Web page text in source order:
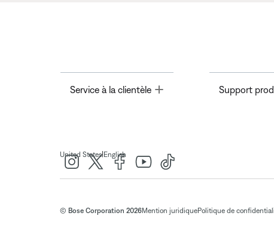
Service à la clientèle Toggle Support
United States| English
© Bose Corporation 2026Mention juridiquePolitique de